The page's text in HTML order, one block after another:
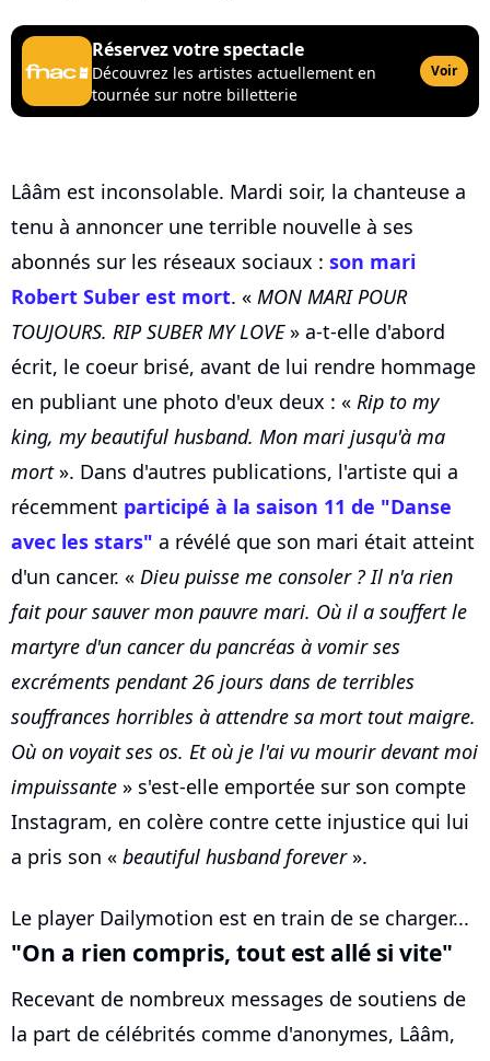
Réservez votre spectacle
Découvrez les artistes actuellement en
tournée sur notre billetterie
Voir
Lââm est inconsolable. Mardi soir, la chanteuse a
tenu à annoncer une terrible nouvelle à ses
abonnés sur les réseaux sociaux : son mari
Robert Suber est mort. « MON MARI POUR
TOUJOURS. RIP SUBER MY LOVE» a-t-elle d'abord
écrit, le coeur brisé, avant de lui rendre hommage
en publiant une photo d'eux deux : « Rip to my
king, my beautiful husband. Mon mari jusqu'à ma
mort». Dans d'autres publications, l'artiste qui a
récemment participé à la saison 11 de "Danse
avec les stars" a révélé que son mari était atteint
d'un cancer. « Dieu puisse me consoler ? Il n'a rien
fait pour sauver mon pauvre mari. Où il a souffert le
martyre d'un cancer du pancréas à vomir ses
excréments pendant 26 jours dans de terribles
souffrances horribles à attendre sa mort tout maigre.
Où on voyait ses os. Et où je l'ai vu mourir devant moi
impuissante » s'est-elle emportée sur son compte
Instagram, en colère contre cette injustice qui lui
a pris son « beautiful husband forever».
Le player Dailymotion est en train de se charger...
"On a rien compris, tout est allé si vite"
Recevant de nombreux messages de soutiens de
la part de célébrités comme d'anonymes, Lââm,